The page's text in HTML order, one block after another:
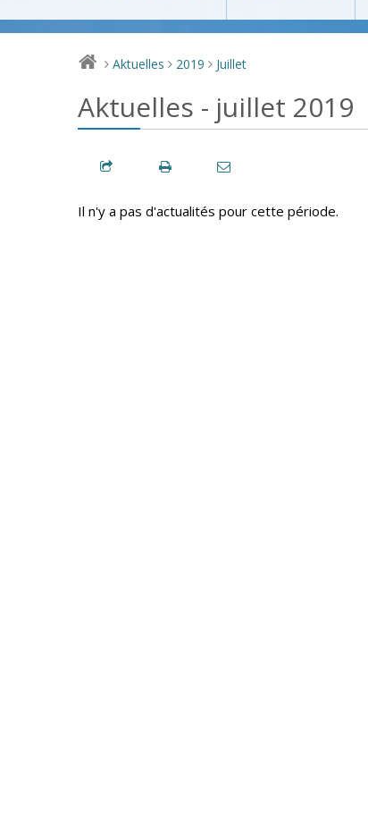
> Aktuelles > 2019 > Juillet
Aktuelles - juillet 2019
Il n'y a pas d'actualités pour cette période.